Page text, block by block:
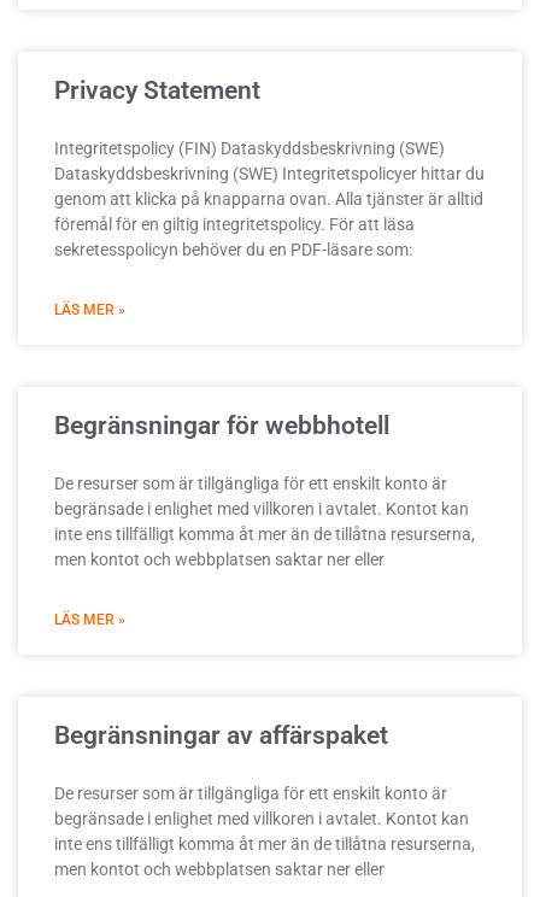
Privacy Statement
Integritetspolicy (FIN) Dataskyddsbeskrivning (SWE)
Dataskyddsbeskrivning (SWE) Integritetspolicyer hittar du
genom att klicka på knapparna ovan. Alla tjänster är alltid
föremål för en giltig integritetspolicy. För att läsa
sekretesspolicyn behöver du en PDF-läsare som:
LÄS MER »
Begränsningar för webbhotell
De resurser som är tillgängliga för ett enskilt konto är
begränsade i enlighet med villkoren i avtalet. Kontot kan
inte ens tillfälligt komma åt mer än de tillåtna resurserna,
men kontot och webbplatsen saktar ner eller
LÄS MER »
Begränsningar av affärspaket
De resurser som är tillgängliga för ett enskilt konto är
begränsade i enlighet med villkoren i avtalet. Kontot kan
inte ens tillfälligt komma åt mer än de tillåtna resurserna,
men kontot och webbplatsen saktar ner eller